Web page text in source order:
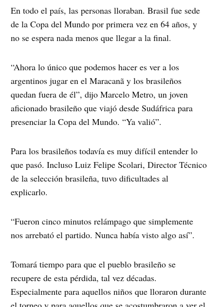
En todo el país, las personas lloraban. Brasil fue sede
de la Copa del Mundo por primera vez en 64 años, y
no se espera nada menos que llegar a la final.
“Ahora lo único que podemos hacer es ver a los
argentinos jugar en el Maracanã y los brasileños
quedan fuera de él”, dijo Marcelo Metro, un joven
aficionado brasileño que viajó desde Sudáfrica para
presenciar la Copa del Mundo. “Ya valió”.
Para los brasileños todavía es muy difícil entender lo
que pasó. Incluso Luiz Felipe Scolari, Director Técnico
de la selección brasileña, tuvo dificultades al
explicarlo.
“Fueron cinco minutos relámpago que simplemente
nos arrebató el partido. Nunca había visto algo así”.
Tomará tiempo para que el pueblo brasileño se
recupere de esta pérdida, tal vez décadas.
Especialmente para aquellos niños que lloraron durante